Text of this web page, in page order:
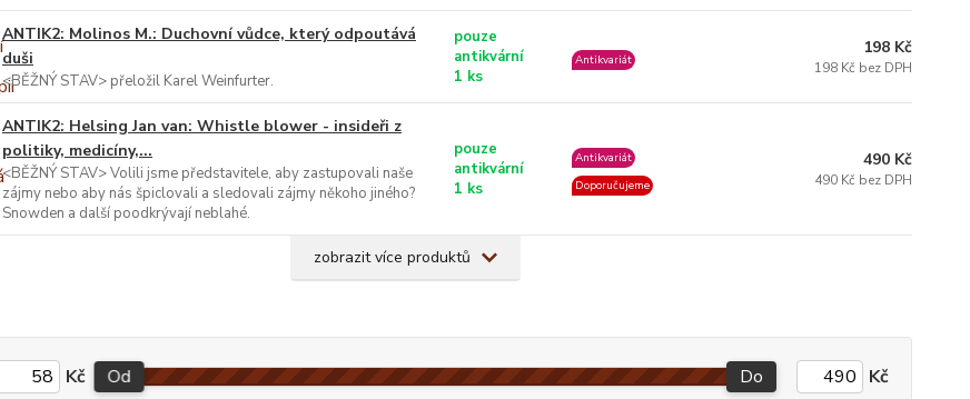
ANTIK2: Molinos M.: Duchovní vůdce, který odpoutává
duši
<BĚŽNÝ STAV> přeložil Karel Weinfurter.
pouze
antikvární
1 ks
Antikvariát
198 Kč
198 Kč bez DPH
ANTIK2: Helsing Jan van: Whistle blower - insideři z
politiky, medicíny,...
<BĚŽNÝ STAV> Volili jsme představitele, aby zastupovali naše
zájmy nebo aby nás špiclovali a sledovali zájmy někoho jiného?
Snowden a další poodkrývají neblahé.
pouze
antikvární
1 ks
Antikvariát
Doporučujeme
490 Kč
490 Kč bez DPH
zobrazit více produktů
Kč Od Do Kč